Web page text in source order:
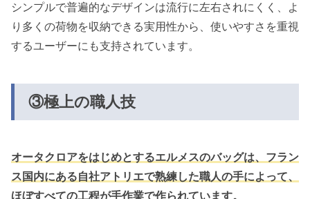
シンプルで普遍的なデザインは流行に左右されにくく、よ
り多くの荷物を収納できる実用性から、使いやすさを重視
するユーザーにも支持されています。
③極上の職人技
オータクロアをはじめとするエルメスのバッグは、フラン
ス国内にある自社アトリエで熟練した職人の手によって、
ほぼすべての工程が手作業で作られています。